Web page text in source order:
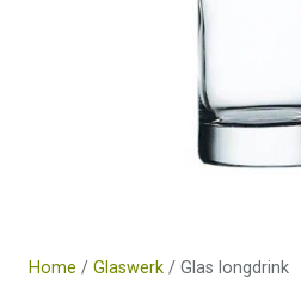
Home / Glaswerk / Glas longdrink